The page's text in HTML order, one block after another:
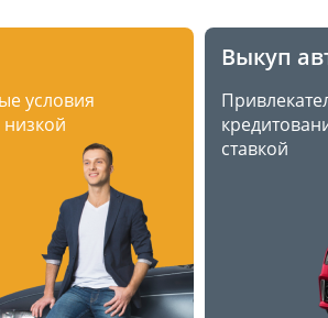
условия
низкой
Выкуп
ставкой